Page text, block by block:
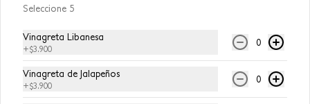
Seleccione 5
Vinagreta Libanesa
+$3.900
0
Vinagreta de Jalapeños
+$3.900
0